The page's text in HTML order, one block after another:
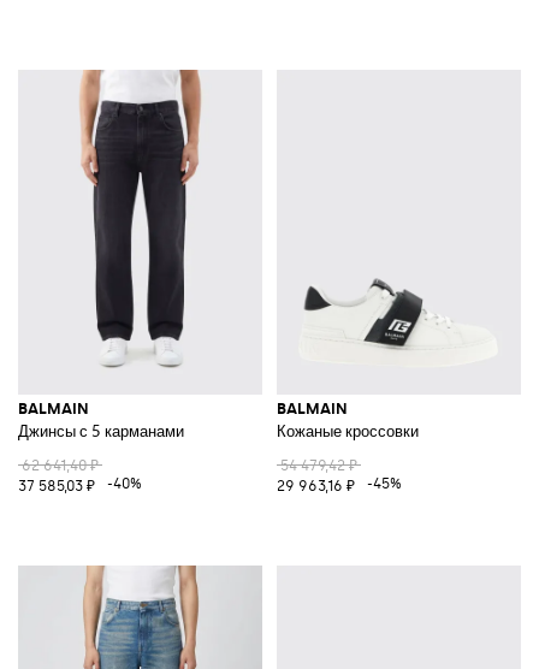
BALMAIN
Джинсы с 5 карманами
62 641,40 ₽
37 585,03 ₽
-40%
BALMAIN
Кожаные кроссовки
54 479,42 ₽
29 963,16 ₽
-45%